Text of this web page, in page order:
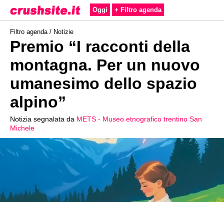
Oggi + Filtro agenda
Filtro agenda / Notizie
Premio “I racconti della
montagna. Per un nuovo
umanesimo dello spazio
alpino”
Notizia segnalata da METS - Museo etnografico trentino San
Michele